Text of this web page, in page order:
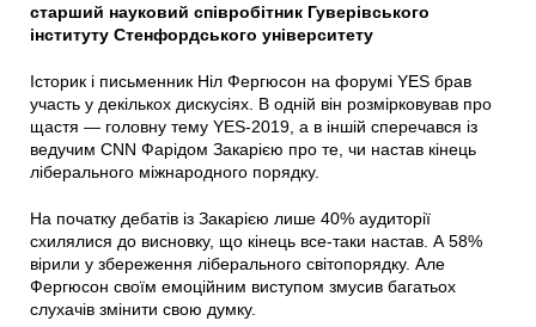
старший науковий співробітник Гуверівського
інституту Стенфордського університету
Історик і письменник Ніл Фергюсон на форумі YES брав
участь у декількох дискусіях. В одній він розмірковував про
щастя — головну тему YES-2019, а в іншій сперечався із
ведучим CNN Фарідом Закарією про те, чи настав кінець
ліберального міжнародного порядку.
На початку дебатів із Закарією лише 40% аудиторії
схилялися до висновку, що кінець все-таки настав. А 58%
вірили у збереження ліберального світопорядку. Але
Фергюсон своїм емоційним виступом змусив багатьох
слухачів змінити свою думку.